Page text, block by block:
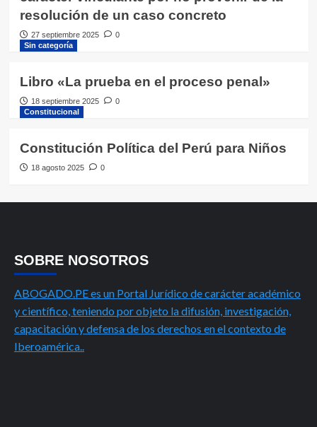
resolución de un caso concreto
27 septiembre 2025
0
Sin categoría
Libro «La prueba en el proceso penal»
18 septiembre 2025
0
Constitucional
Constitución Política del Perú para Niños
18 agosto 2025 0
SOBRE NOSOTROS
ABOGADO.PE es un Portal Jurídico de carácter académico
y científico, teniendo por objeto la difusión, investigación,
capacitación y defensa de los derechos en el contexto de
Iberoamérica..